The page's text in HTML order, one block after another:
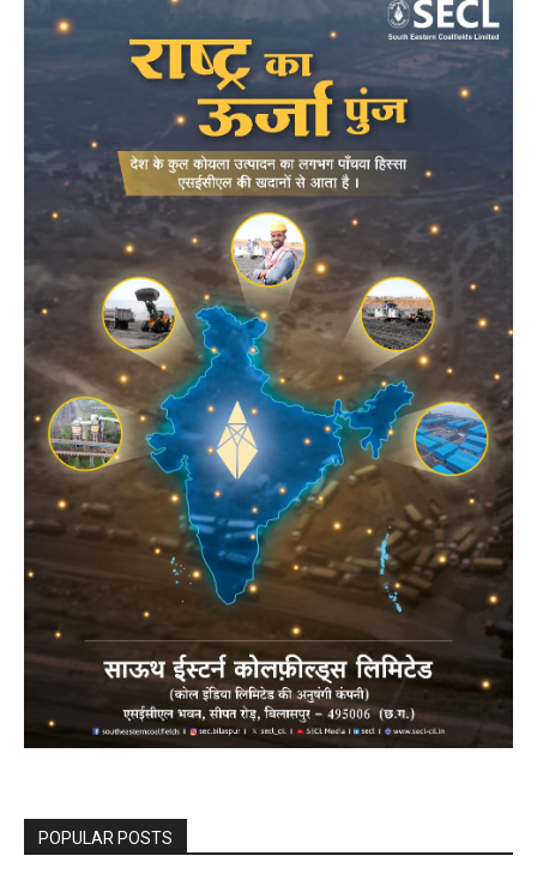
POPULAR POSTS